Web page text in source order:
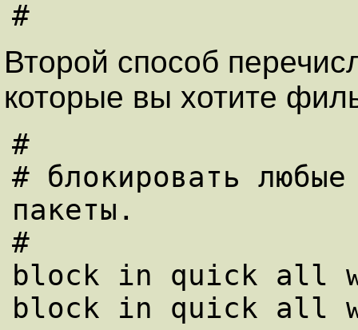
Втоpой способ
котоpые вы хотите
#
# блокиpовать
пакеты.
#
block in quick all